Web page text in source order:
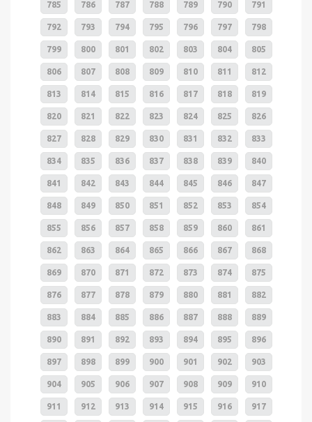
785 786 787 788 789 790 791
792 793 794 795 796 797 798
799 800 801 802 803 804 805
806 807 808 809 810 811 812
813 814 815 816 817 818 819
820 821 822 823 824 825 826
827 828 829 830 831 832 833
834 835 836 837 838 839 840
841 842 843 844 845 846 847
848 849 850 851 852 853 854
855 856 857 858 859 860 861
862 863 864 865 866 867 868
869 870 871 872 873 874 875
876 877 878 879 880 881 882
883 884 885 886 887 888 889
890 891 892 893 894 895 896
897 898 899 900 901 902 903
904 905 906 907 908 909 910
911 912 913 914 915 916 917